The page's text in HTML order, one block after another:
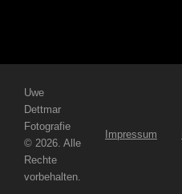
Uwe
Dettmar
Fotografie
© 2026. Alle
Rechte
vorbehalten.
Impressum